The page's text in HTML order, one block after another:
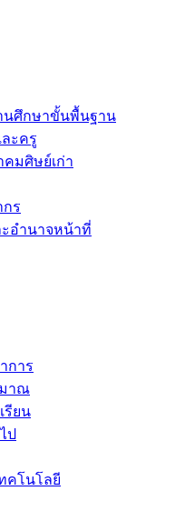
นศึกษาขั้นพื้นฐาน
ะครู
มศิษย์เก่า
ร
อำนาจหน้าที่
การ
มาณ
รียน
ป
คโนโลยี